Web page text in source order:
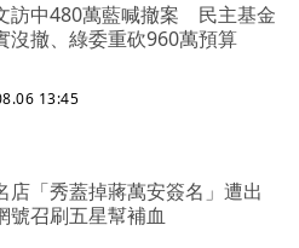
訪中480萬藍喊撤案 民主基金
沒撤、綠委重砍960萬預算
13:45
店「秀蓋掉蔣萬安簽名」遭出
召刷五星幫補血